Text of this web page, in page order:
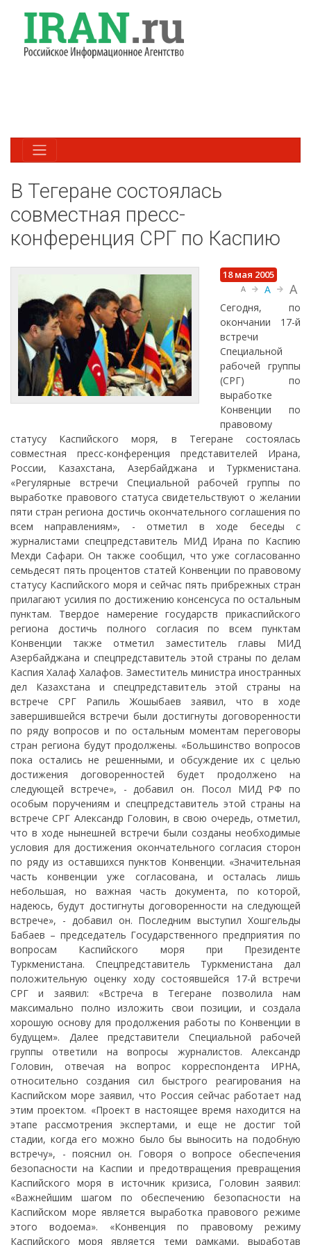
В Тегеране состоялась
совместная пресс-
конференция СРГ по Каспию
18 мая 2005
A A A
Сегодня, по
окончании 17-й
встречи
Специальной
рабочей группы
(СРГ) по
выработке
Конвенции по
правовому
статусу Каспийского моря, в Тегеране состоялась
совместная пресс-конференция представителей Ирана,
России, Казахстана, Азербайджана и Туркменистана.
«Регулярные встречи Специальной рабочей группы по
выработке правового статуса свидетельствуют о желании
пяти стран региона достичь окончательного соглашения по
всем направлениям», - отметил в ходе беседы с
журналистами спецпредставитель МИД Ирана по Каспию
Мехди Сафари. Он также сообщил, что уже согласованно
семьдесят пять процентов статей Конвенции по правовому
статусу Каспийского моря и сейчас пять прибрежных стран
прилагают усилия по достижению консенсуса по остальным
пунктам. Твердое намерение государств прикаспийского
региона достичь полного согласия по всем пунктам
Конвенции также отметил заместитель главы МИД
Азербайджана и спецпредставитель этой страны по делам
Каспия Халаф Халафов. Заместитель министра иностранных
дел Казахстана и спецпредставитель этой страны на
встрече СРГ Рапиль Жошыбаев заявил, что в ходе
завершившейся встречи были достигнуты договоренности
по ряду вопросов и по остальным моментам переговоры
стран региона будут продолжены. «Большинство вопросов
пока остались не решенными, и обсуждение их с целью
достижения договоренностей будет продолжено на
следующей встрече», - добавил он. Посол МИД РФ по
особым поручениям и спецпредставитель этой страны на
встрече СРГ Александр Головин, в свою очередь, отметил,
что в ходе нынешней встречи были созданы необходимые
условия для достижения окончательного согласия сторон
по ряду из оставшихся пунктов Конвенции. «Значительная
часть конвенции уже согласована, и осталась лишь
небольшая, но важная часть документа, по которой,
надеюсь, будут достигнуты договоренности на следующей
встрече», - добавил он. Последним выступил Хошгельды
Бабаев – председатель Государственного предприятия по
вопросам Каспийского моря при Президенте
Туркменистана. Спецпредставитель Туркменистана дал
положительную оценку ходу состоявшейся 17-й встречи
СРГ и заявил: «Встреча в Тегеране позволила нам
максимально полно изложить свои позиции, и создала
хорошую основу для продолжения работы по Конвенции в
будущем». Далее представители Специальной рабочей
группы ответили на вопросы журналистов. Александр
Головин, отвечая на вопрос корреспондента ИРНА,
относительно создания сил быстрого реагирования на
Каспийском море заявил, что Россия сейчас работает над
этим проектом. «Проект в настоящее время находится на
этапе рассмотрения экспертами, и еще не достиг той
стадии, когда его можно было бы выносить на подобную
встречу», - пояснил он. Говоря о вопросе обеспечения
безопасности на Каспии и предотвращения превращения
Каспийского моря в источник кризиса, Головин заявил:
«Важнейшим шагом по обеспечению безопасности на
Каспийском море является выработка правового режиме
этого водоема». «Конвенция по правовому режиму
Каспийского моря является теми рамками, выработав